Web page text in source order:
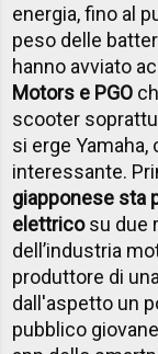
energia, fino al
peso delle
hanno avviato
Motors e PGO
scooter
si erge
interessante.
giapponese sta
elettricosu due
dell’industria
produttore di
dall'aspetto un
pubblico